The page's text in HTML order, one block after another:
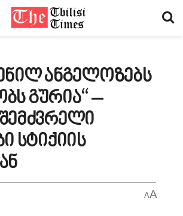
ანგელოზებს
გურია“ –
სტიქიის
AA